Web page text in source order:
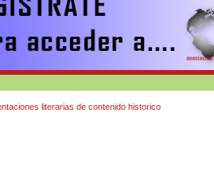
literarias de contenido historico